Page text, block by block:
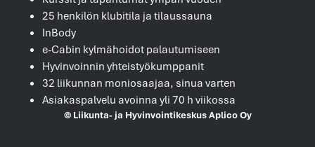
25 henkilön klubitila ja tilaussauna
InBody
e-Cabin kylmähoidot palautumiseen
Hyvinvoinnin yhteistyökumppanit
32 liikunnan moniosaajaa, sinua varten
Asiakaspalvelu avoinna yli 70 h viikossa
© Liikunta- ja Hyvinvointikeskus Aplico Oy